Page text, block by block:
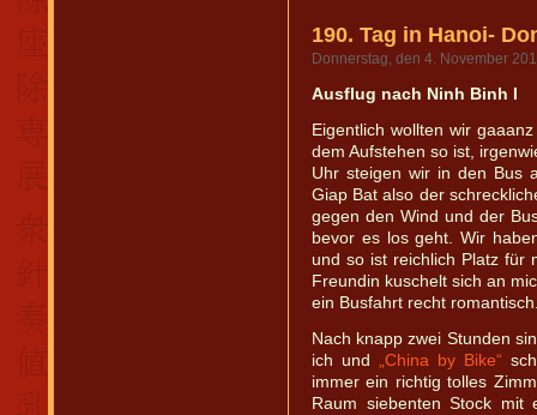
190. Tag in Hanoi-
Donnerstag, den 4. November
Ausflug nach Ninh Binh I
Eigentlich wollten wir
dem Aufstehen so ist,
Uhr steigen wir in den Bus
Giap Bat also der
gegen den Wind und der
bevor es los geht. Wir
und so ist reichlich Platz für
Freundin kuschelt sich an
ein Busfahrt recht
Nach knapp zwei Stunden
ich und „China by Bike“
immer ein richtig tolles
Raum siebenten Stock